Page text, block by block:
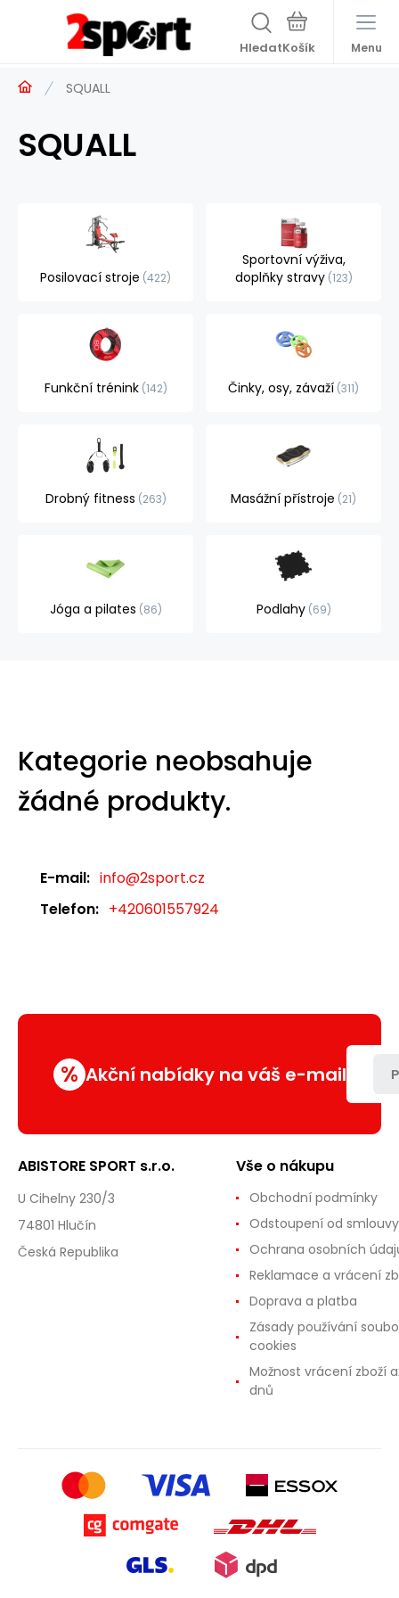
Hledat Menu
SQUALL
SQUALL
Posilovací stroje 422
Sportovní výživa,
doplňky stravy 123
Funkční trénink 142 Činky, osy, závaží 311
Drobný fitness 263 Masážní přístroje 21
Jóga a pilates 86 Podlahy 69
Kategorie neobsahuje
žádné produkty.
E-mail: info@2sport.cz
Telefon: +420601557924
% Akční nabídky na váš e-mail
ABISTORE SPORT s.r.o.
U Cihelny 230/3
74801 Hlučín
Česká Republika
Vše o nákupu
Obchodní podmínky
Odstoupení od smlouvy
Ochrana osobních
Reklamace a vrácení
Doprava a platba
Zásady používání
cookies
Možnost vrácení zboží
dnů